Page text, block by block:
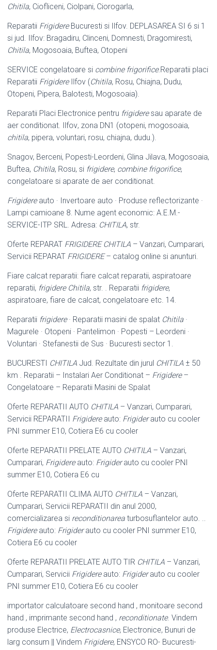
Chitila, Ciofliceni, Ciolpani, Ciorogarla,
Reparatii FrigidereBucuresti si Ilfov. DEPLASAREA SI 6 si 1
si jud. Ilfov: Bragadiru, Clinceni, Domnesti, Dragomiresti,
Chitila, Mogosoaia, Buftea, Otopeni
SERVICE congelatoare si combine frigorifice.Reparatii placi
Reparatii FrigidereIlfov (Chitila, Rosu, Chiajna, Dudu,
Otopeni, Pipera, Balotesti, Mogosoaia).
Reparatii Placi Electronice pentru frigideresau aparate de
aer conditionat. Ilfov, zona DN1 (otopeni, mogosoaia,
chitila, pipera, voluntari, rosu, chiajna, dudu.).
Snagov, Berceni, Popesti-Leordeni, Glina Jilava, Mogosoaia,
Buftea, Chitila, Rosu, si frigidere, combine frigorifice,
congelatoare si aparate de aer conditionat.
Frigidereauto · Invertoare auto · Produse reflectorizante ·
Lampi camioane 8. Nume agent economic: A.E.M.-
SERVICE-ITP SRL. Adresa: CHITILA, str.
Oferte REPARAT FRIGIDERE CHITILA – Vanzari, Cumparari,
Servicii REPARAT FRIGIDERE– catalog online si anunturi.
Fiare calcat reparatii: fiare calcat reparatii, aspiratoare
reparatii, frigidere Chitila, str. . Reparatii frigidere,
aspiratoare, fiare de calcat, congelatoare etc. 14.
Reparatii frigidere· Reparatii masini de spalat Chitila ·
Magurele · Otopeni · Pantelimon · Popesti – Leordeni ·
Voluntari · Stefanestii de Sus · Bucuresti sector 1.
BUCURESTI CHITILA Jud. Rezultate din jurul CHITILA ± 50
km . Reparatii – Instalari Aer Conditionat – Frigidere–
Congelatoare – Reparatii Masini de Spalat
Oferte REPARATII AUTO CHITILA – Vanzari, Cumparari,
Servicii REPARATII Frigidereauto: Frigiderauto cu cooler
PNI summer E10, Cotiera E6 cu cooler
Oferte REPARATII PRELATE AUTO CHITILA – Vanzari,
Cumparari, Frigidereauto: Frigiderauto cu cooler PNI
summer E10, Cotiera E6 cu
Oferte REPARATII CLIMA AUTO CHITILA – Vanzari,
Cumparari, Servicii REPARATII din anul 2000,
comercializarea si reconditionarea turbosuflantelor auto. ..
Frigidereauto: Frigiderauto cu cooler PNI summer E10,
Cotiera E6 cu cooler
Oferte REPARATII PRELATE AUTO TIR CHITILA – Vanzari,
Cumparari, Servicii Frigidereauto: Frigiderauto cu cooler
PNI summer E10, Cotiera E6 cu cooler
importator calculatoare second hand , monitoare second
hand , imprimante second hand , reconditionate. Vindem
produse Electrice, Electrocasnice, Electronice, Bunuri de
larg consum || Vindem Frigidere, ENSYCO RO- Bucuresti-